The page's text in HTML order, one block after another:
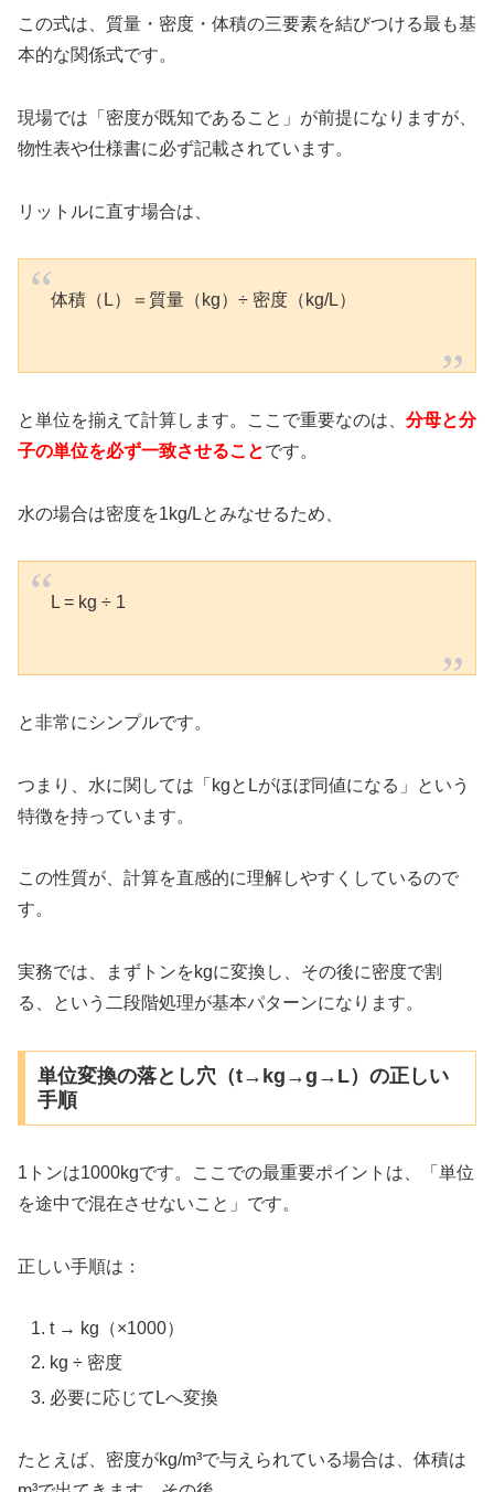
この式は、質量・密度・体積の三要素を結びつける最も基
本的な関係式です。
現場では「密度が既知であること」が前提になりますが、
物性表や仕様書に必ず記載されています。
リットルに直す場合は、
体積（L）＝質量（kg）÷ 密度（kg/L）
と単位を揃えて計算します。ここで重要なのは、 分母と分
子の単位を必ず一致させることです。
水の場合は密度を1kg/Lとみなせるため、
L = kg ÷ 1
と非常にシンプルです。
つまり、水に関しては「kgとLがほぼ同値になる」という
特徴を持っています。
この性質が、計算を直感的に理解しやすくしているので
す。
実務では、まずトンをkgに変換し、その後に密度で割
る、という二段階処理が基本パターンになります。
単位変換の落とし穴（t→kg→g→L）の正しい
手順
1トンは1000kgです。ここでの最重要ポイントは、「単位
を途中で混在させないこと」です。
正しい手順は：
t → kg（×1000）
kg ÷ 密度
必要に応じてLへ変換
たとえば、密度がkg/m³で与えられている場合は、体積は